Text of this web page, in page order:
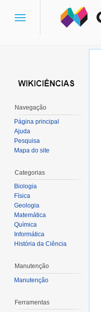
Toggle
Navegação
Página principal
Ajuda
Pesquisa
Mapa do site
Categorias
Biologia
Física
Geologia
Matemática
Química
Informática
História da Ciência
Manutenção
Manutenção
Ferramentas